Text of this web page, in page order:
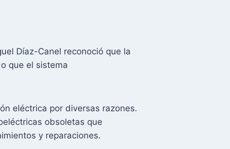
Díaz-Canel reconoció que la
que el sistema
eléctrica por diversas razones.
obsoletas que
y reparaciones.